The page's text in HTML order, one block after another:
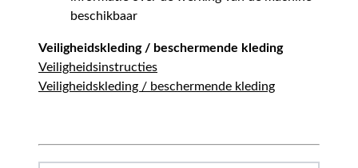
beschikbaar
Veiligheidskleding / beschermende kleding
Veiligheidsinstructies
Veiligheidskleding / beschermende kleding